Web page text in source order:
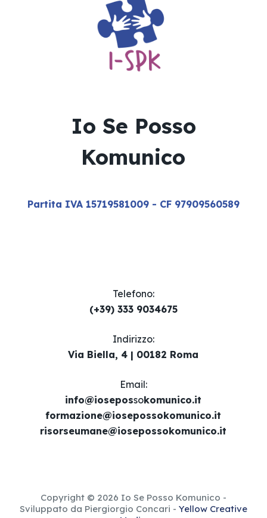
Io Se Posso
Komunico
Partita IVA 15719581009 - CF 97909560589
Telefono:
(+39) 333 9034675
Indirizzo:
Via Biella, 4 | 00182 Roma
Email​:
info@iosepossokomunico.it
formazione@iosepossokomunico.it
risorseumane@iosepossokomunico.it
Copyright © 2026 Io Se Posso Komunico -
Sviluppato da Piergiorgio Concari - Yellow Creative